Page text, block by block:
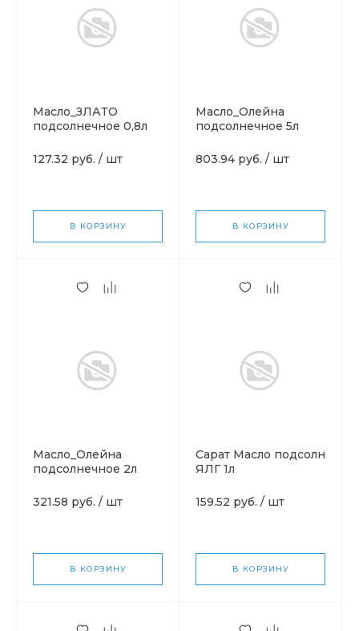
Масло_ЗЛАТО
подсолнечное 0,8л
127.32 руб. / шт
В КОРЗИНУ
Масло_Олейна
подсолнечное 5л
803.94 руб. / шт
В КОРЗИНУ
Масло_Олейна
подсолнечное 2л
321.58 руб. / шт
В КОРЗИНУ
Сарат Масло подсолн
ЯЛГ 1л
159.52 руб. / шт
В КОРЗИНУ